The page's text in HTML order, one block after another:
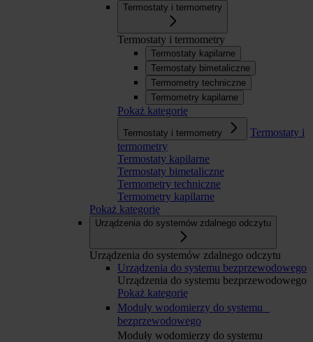
Termostaty i termometry
Termostaty i termometry
Termostaty kapilarne
Termostaty bimetaliczne
Termometry techniczne
Termometry kapilarne
Pokaż kategorię
Termostaty i termometry
Termostaty i
termometry
Termostaty kapilarne
Termostaty bimetaliczne
Termometry techniczne
Termometry kapilarne
Pokaż kategorię
Urządzenia do systemów zdalnego odczytu
Urządzenia do systemów zdalnego odczytu
Urządzenia do systemu bezprzewodowego
Urządzenia do systemu bezprzewodowego
Pokaż kategorię
Moduły wodomierzy do systemu
bezprzewodowego
Moduły wodomierzy do systemu